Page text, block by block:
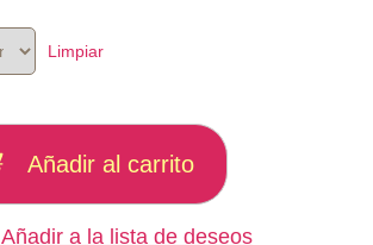
Limpiar
Añadir al carrito
Añadir a la lista de deseos